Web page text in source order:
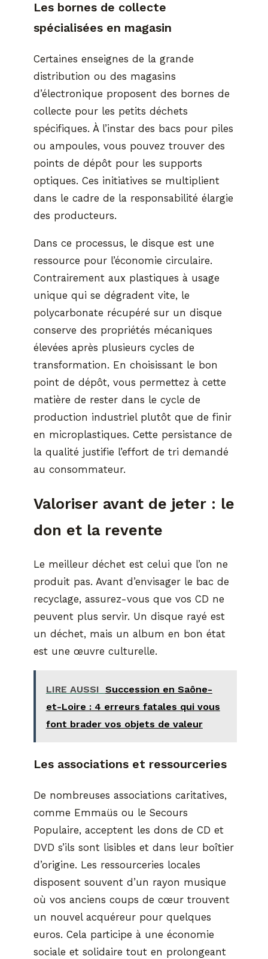
Les bornes de collecte
spécialisées en magasin
Certaines enseignes de la grande
distribution ou des magasins
d’électronique proposent des bornes de
collecte pour les petits déchets
spécifiques. À l’instar des bacs pour piles
ou ampoules, vous pouvez trouver des
points de dépôt pour les supports
optiques. Ces initiatives se multiplient
dans le cadre de la responsabilité élargie
des producteurs.
Dans ce processus, le disque est une
ressource pour l’économie circulaire.
Contrairement aux plastiques à usage
unique qui se dégradent vite, le
polycarbonate récupéré sur un disque
conserve des propriétés mécaniques
élevées après plusieurs cycles de
transformation. En choisissant le bon
point de dépôt, vous permettez à cette
matière de rester dans le cycle de
production industriel plutôt que de finir
en microplastiques. Cette persistance de
la qualité justifie l’effort de tri demandé
au consommateur.
Valoriser avant de jeter : le
don et la revente
Le meilleur déchet est celui que l’on ne
produit pas. Avant d’envisager le bac de
recyclage, assurez-vous que vos CD ne
peuvent plus servir. Un disque rayé est
un déchet, mais un album en bon état
est une œuvre culturelle.
LIRE AUSSI Succession en Saône-
et-Loire : 4 erreurs fatales qui vous
font brader vos objets de valeur
Les associations et ressourceries
De nombreuses associations caritatives,
comme Emmaüs ou le Secours
Populaire, acceptent les dons de CD et
DVD s’ils sont lisibles et dans leur boîtier
d’origine. Les ressourceries locales
disposent souvent d’un rayon musique
où vos anciens coups de cœur trouvent
un nouvel acquéreur pour quelques
euros. Cela participe à une économie
sociale et solidaire tout en prolongeant